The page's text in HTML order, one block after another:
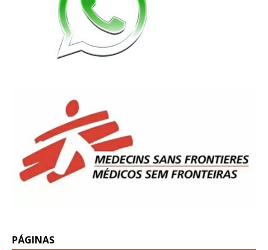
PÁGINAS